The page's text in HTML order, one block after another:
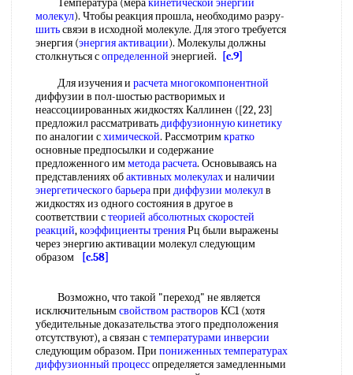
Температура (меракинетической энергии
молекул). Чтобы реакция прошла, необходимо раэру-
шитьсвяэи в исходной молекуле. Для этого требуется
энергия (энергия активации). Молекулы должны
столкнуться сопределенной энергией.
[c.9]
Для изучения и расчета многокомпонентной
диффузии в пол-шостью растворимых и
неассоциированных жидкостях Каллинен ([22, 23]
предложил рассматриватьдиффузионную кинетику
по аналогии схимической. Рассмотримкратко
основные предпосылки и содержание
предложенного имметода расчета. Основываясь на
представлениях обактивных молекулахи наличии
энергетического барьерапри диффузии молекулв
жидкостях из одного состояния в другое в
соответствии стеорией абсолютных скоростей
реакций,коэффициенты тренияРц были выражены
через энергию активации молекул следующим
образом
[c.58]
Возможно, что такой "переход" не является
исключительнымсвойством растворов КС1 (хотя
убедительные доказательства этого предположения
отсутствуют), а связан стемпературами инверсии
следующим образом. При пониженных температурах
диффузионный процессопределяется замедленными